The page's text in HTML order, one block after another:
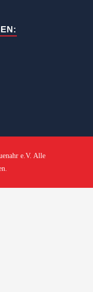
e.V. Alle